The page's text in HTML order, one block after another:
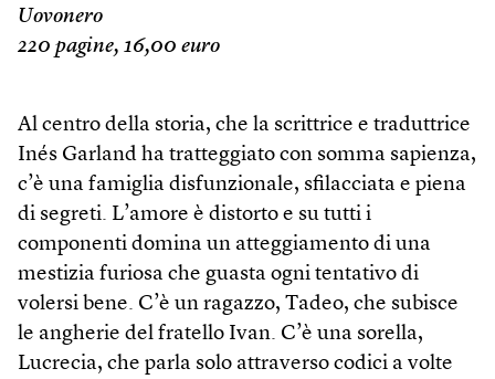
Uovonero
220 pagine, 16,00 euro
Al centro della storia, che la scrittrice e traduttrice
Inés Garland ha tratteggiato con somma sapienza,
c’è una famiglia disfunzionale, sfilacciata e piena
di segreti. L’amore è distorto e su tutti i
componenti domina un atteggiamento di una
mestizia furiosa che guasta ogni tentativo di
volersi bene. C’è un ragazzo, Tadeo, che subisce
le angherie del fratello Ivan. C’è una sorella,
Lucrecia, che parla solo attraverso codici a volte